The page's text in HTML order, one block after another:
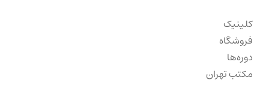
کلینیک
فروشگاه
دوره‌ها
مکتب تهران